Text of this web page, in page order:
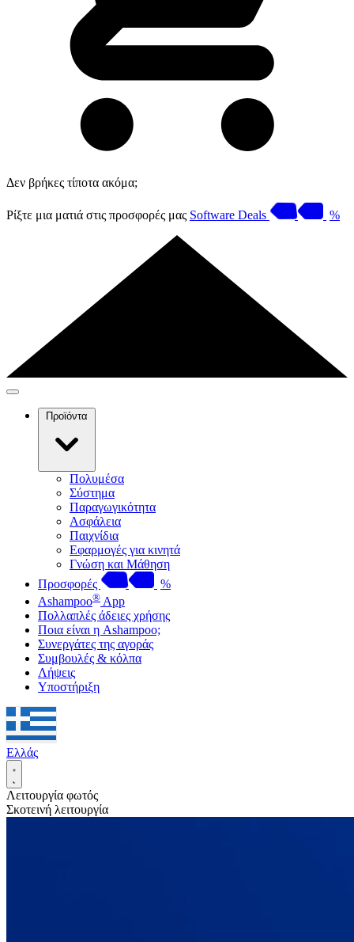
Δεν βρήκες τίποτα ακόμα;
Ρίξτε μια ματιά στις προσφορές μας Software Deals %
Προϊόντα
Πολυμέσα
Σύστημα
Παραγωγικότητα
Ασφάλεια
Παιχνίδια
Εφαρμογές για κινητά
Γνώση και Μάθηση
Προσφορές
%
Ashampoo® App
Πολλαπλές άδειες χρήσης
Ποια είναι η Ashampoo;
Συνεργάτες της αγοράς
Συμβουλές & κόλπα
Λήψεις
Υποστήριξη
Ελλάς
Λειτουργία φωτός
Σκοτεινή λειτουργία